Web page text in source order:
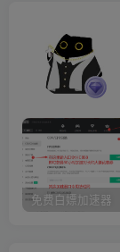
免费白嫖加速器